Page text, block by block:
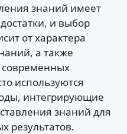
знаний имеет
и выбор
от характера
а также
современных
используются
интегрирующие
знаний для
результатов.